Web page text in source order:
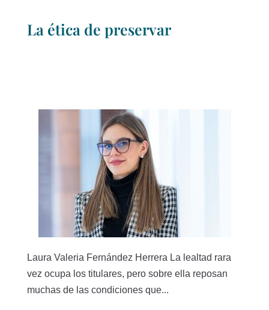
La ética de preservar
Laura Valeria Fernández Herrera La lealtad rara
vez ocupa los titulares, pero sobre ella reposan
muchas de las condiciones que...